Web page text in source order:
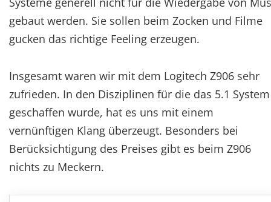
gebaut werden. Sie sollen beim Zocken und Filme
gucken das richtige Feeling erzeugen.
Insgesamt waren wir mit dem Logitech Z906 sehr
zufrieden. In den Disziplinen für die das 5.1 System
geschaffen wurde, hat es uns mit einem
vernünftigen Klang überzeugt. Besonders bei
Berücksichtigung des Preises gibt es beim Z906
nichts zu Meckern.